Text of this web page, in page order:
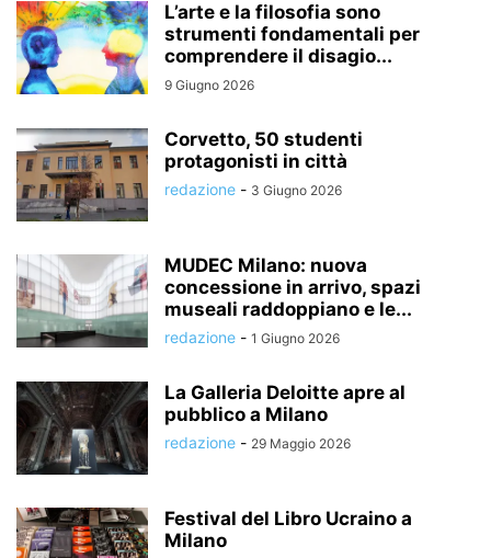
L’arte e la filosofia sono
strumenti fondamentali per
comprendere il disagio...
9 Giugno 2026
Corvetto, 50 studenti
protagonisti in città
redazione - 3 Giugno 2026
MUDEC Milano: nuova
concessione in arrivo, spazi
museali raddoppiano e le...
redazione - 1 Giugno 2026
La Galleria Deloitte apre al
pubblico a Milano
redazione - 29 Maggio 2026
Festival del Libro Ucraino a
Milano